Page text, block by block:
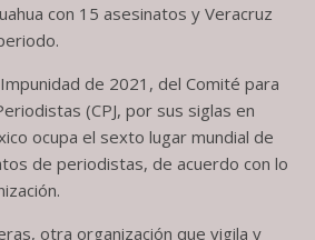
con 15 asesinatos y Veracruz
de 2021, del Comité para
(CPJ, por sus siglas en
ocupa el sexto lugar mundial de
de periodistas, de acuerdo con lo
otra organización que vigila y